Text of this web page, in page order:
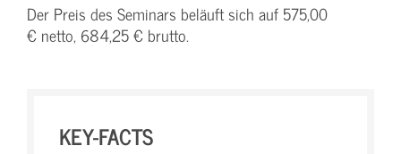
Der Preis des Seminars beläuft sich auf 575,00
€ netto, 684,25 € brutto.
KEY-FACTS